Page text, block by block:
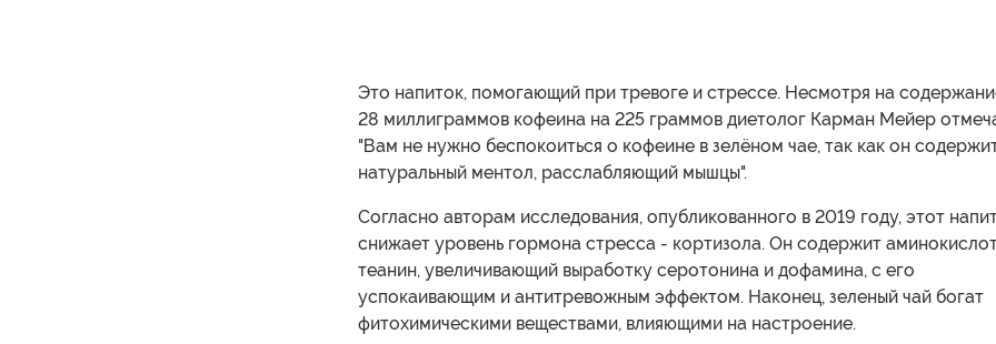
Это напиток, помогающий при тревоге и стрессе. Несмотря на
28 миллиграммов кофеина на 225 граммов диетолог Карман Мейер
"Вам не нужно беспокоиться о кофеине в зелёном чае, так как он
натуральный ментол, расслабляющий мышцы".
Согласно авторам исследования, опубликованного в 2019 году, этот
снижает уровень гормона стресса - кортизола. Он содержит
теанин, увеличивающий выработку серотонина и дофамина, с его
успокаивающим и антитревожным эффектом. Наконец, зеленый чай богат
фитохимическими веществами, влияющими на настроение.